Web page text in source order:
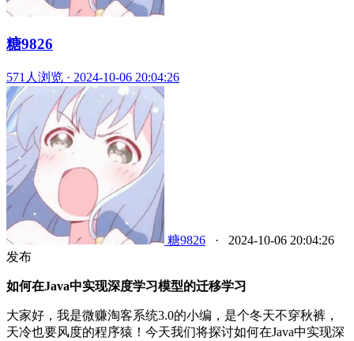
糖9826
571人浏览 · 2024-10-06 20:04:26
糖9826 ·
2024-10-06 20:04:26
发布
如何在Java中实现深度学习模型的迁移学习
大家好，我是微赚淘客系统3.0的小编，是个冬天不穿秋裤，
天冷也要风度的程序猿！今天我们将探讨如何在Java中实现深